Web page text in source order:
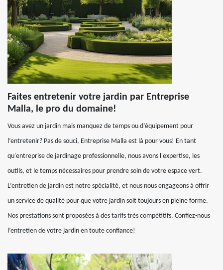
Faites entretenir votre jardin par Entreprise
Malla, le pro du domaine!
Vous avez un jardin mais manquez de temps ou d’équipement pour
l’entretenir? Pas de souci, Entreprise Malla est là pour vous! En tant
qu'entreprise de jardinage professionnelle, nous avons l'expertise, les
outils, et le temps nécessaires pour prendre soin de votre espace vert.
L’entretien de jardin est notre spécialité, et nous nous engageons à offrir
un service de qualité pour que votre jardin soit toujours en pleine forme.
Nos prestations sont proposées à des tarifs très compétitifs. Confiez-nous
l’entretien de votre jardin en toute confiance!